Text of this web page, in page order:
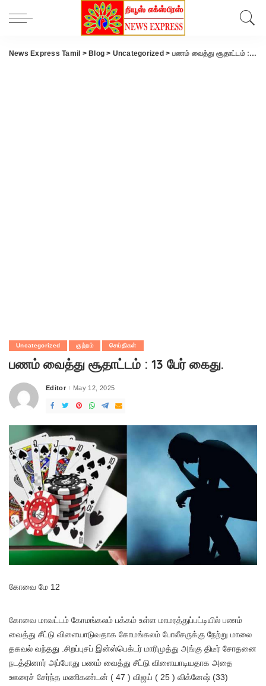
News Express Tamil > Blog > Uncategorized > பணம் வைத்து சூதாட்டம் : 13 பேர் கைது.
Uncategorized குற்றம் செய்திகள்
பணம் வைத்து சூதாட்டம் : 13 பேர் கைது.
Posted
Editor May 12, 2025
கோவை மே 12
கோவை மாவட்டம் கோமங்கலம் பக்கம் உள்ள மாமரத்துப்பட்டியில் பணம்
வைத்து சீட்டு விளையாடுவதாக கோமங்கலம் போலீசருக்கு நேற்று மாலை
தகவல் வந்தது .சிறப்புசப் இன்ஸ்பெக்டர் மாரிமுத்து அங்கு திடீர் சோதனை
நடத்தினார் அப்போது பணம் வைத்து சீட்டு விளையாடியதாக அதை
ஊரைச் சேர்ந்த மணிகண்டன் ( 47 ) விஜய் ( 25 ) விக்னேஷ் (33)